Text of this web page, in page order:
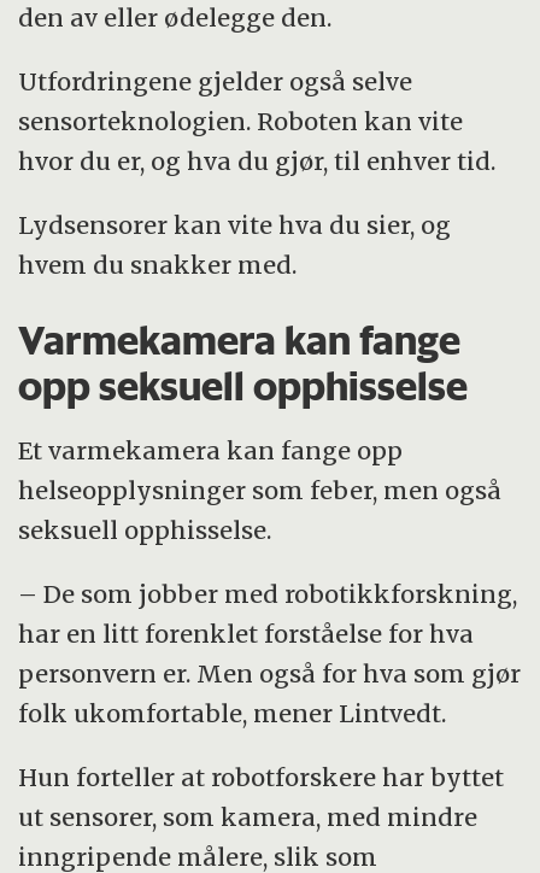
den av eller ødelegge den.
Utfordringene gjelder også selve
sensorteknologien. Roboten kan vite
hvor du er, og hva du gjør, til enhver tid.
Lydsensorer kan vite hva du sier, og
hvem du snakker med.
Varmekamera kan fange
opp seksuell opphisselse
Et varmekamera kan fange opp
helseopplysninger som feber, men også
seksuell opphisselse.
– De som jobber med robotikkforskning,
har en litt forenklet forståelse for hva
personvern er. Men også for hva som gjør
folk ukomfortable, mener Lintvedt.
Hun forteller at robotforskere har byttet
ut sensorer, som kamera, med mindre
inngripende målere, slik som